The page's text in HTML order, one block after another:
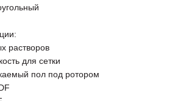
растворов
для сетки
пол под ротором